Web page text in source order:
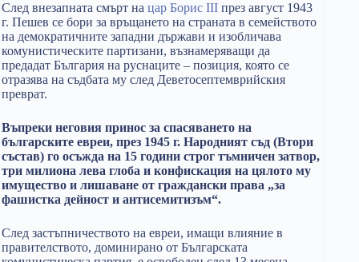
След внезапната смърт на цар Борис III през август 1943
г. Пешев се бори за връщането на страната в семейството
на демократичните западни държави и изобличава
комунистическите партизани, възнамеряващи да
предадат България на руснаците – позиция, която се
отразява на съдбата му след Деветосептемврийския
преврат.
Въпреки неговия принос за спасяването на
българските евреи, през 1945 г. Народният съд (Втори
състав) го осъжда на 15 години строг тъмничен затвор,
три милиона лева глоба и конфискация на цялото му
имущество и лишаване от граждански права „за
фашистка дейност и антисемитизъм“.
След застъпничеството на евреи, имащи влияние в
правителството, доминирано от Българската